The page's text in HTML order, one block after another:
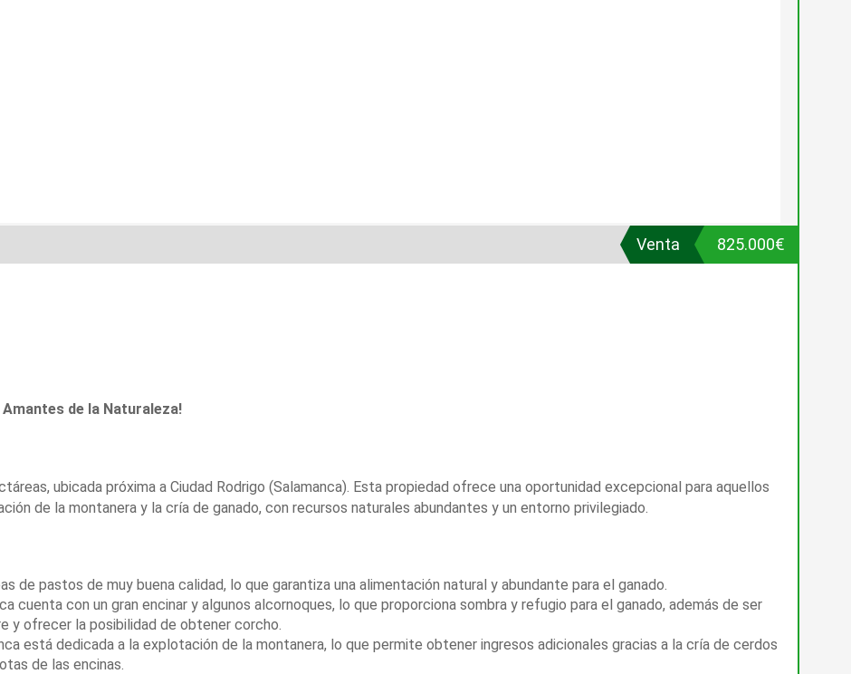
Venta 825.000€
de la Naturaleza!
ubicada próxima a Ciudad Rodrigo (Salamanca). Esta propiedad ofrece una oportunidad excepcional para aquellos
de la montanera y la cría de ganado, con recursos naturales abundantes y un entorno privilegiado.
de pastos de muy buena calidad, lo que garantiza una alimentación natural y abundante para el ganado.
cuenta con un gran encinar y algunos alcornoques, lo que proporciona sombra y refugio para el ganado, además de ser
y ofrecer la posibilidad de obtener corcho.
está dedicada a la explotación de la montanera, lo que permite obtener ingresos adicionales gracias a la cría de cerdos
de las encinas.